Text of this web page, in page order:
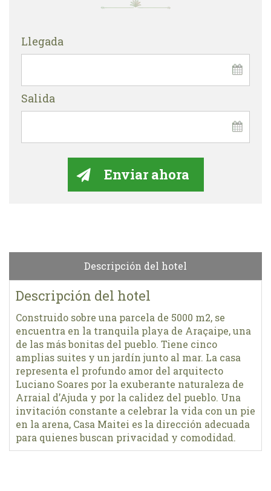
Llegada
Salida
Descripción del hotel
Descripción del hotel
Construido sobre una parcela de 5000 m2, se
encuentra en la tranquila playa de Araçaipe, una
de las más bonitas del pueblo. Tiene cinco
amplias suites y un jardín junto al mar. La casa
representa el profundo amor del arquitecto
Luciano Soares por la exuberante naturaleza de
Arraial d’Ajuda y por la calidez del pueblo. Una
invitación constante a celebrar la vida con un pie
en la arena, Casa Maitei es la dirección adecuada
para quienes buscan privacidad y comodidad.